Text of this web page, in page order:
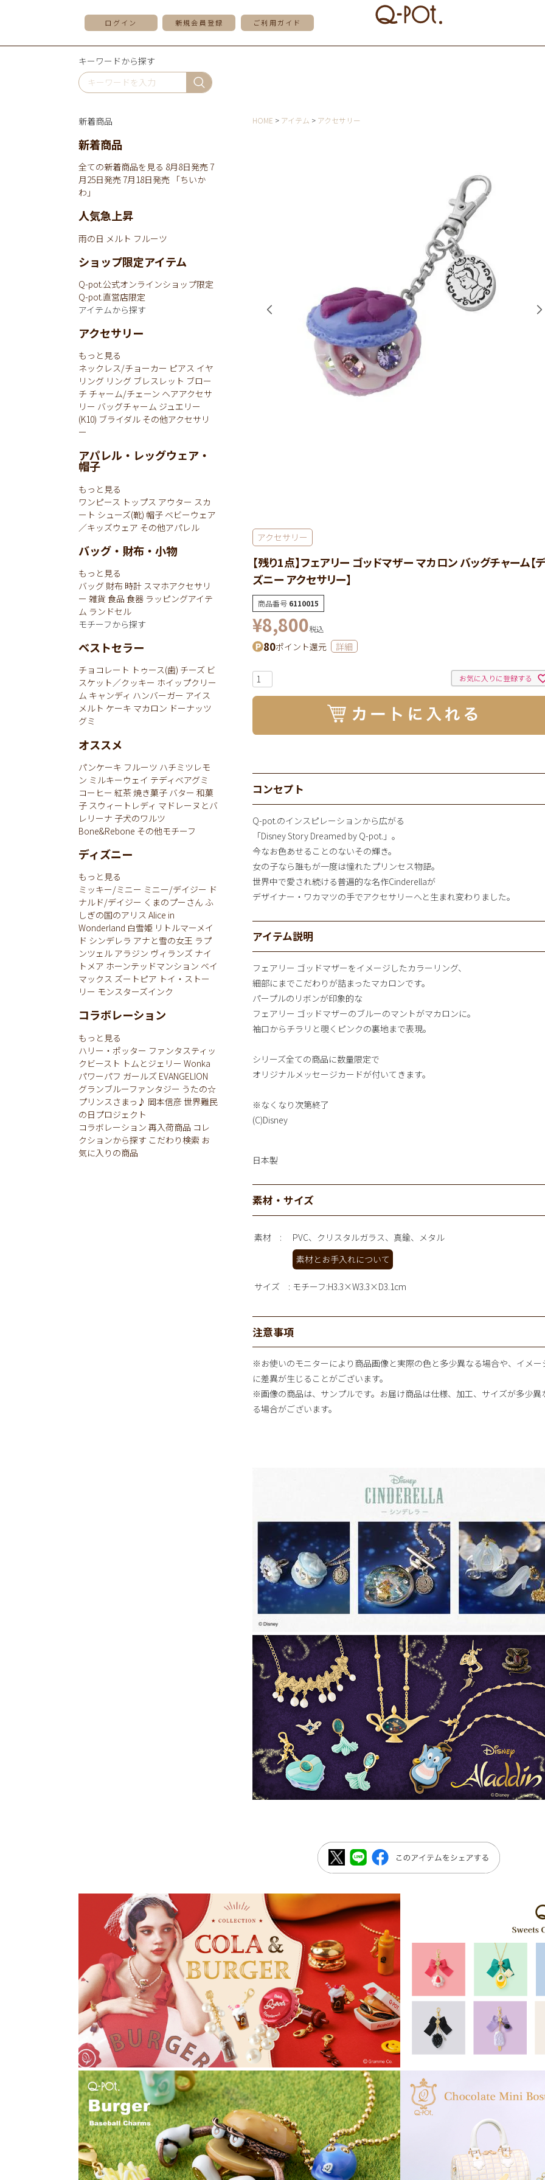
ログイン 新規会員登録 ご利用ガイド
キーワードから探す
HOME アイテム アクセサリー
アクセサリー
【残り1点】フェアリー ゴッドマザー マカロン バッグチャーム【
ズニー アクセサリー】
商品番号 6110015
¥8,800税込
80ポイント還元 詳細
お気に入りに登録する
コンセプト
Q-pot.のインスピレーションから広がる
「Disney Story Dreamed by Q-pot.」。
今なお色あせることのないその輝き。
女の子なら誰もが一度は憧れたプリンセス物語。
世界中で愛され続ける普遍的な名作Cinderellaが
デザイナー・ワカマツの手でアクセサリーへと生まれ変わりました。
アイテム説明
フェアリー ゴッドマザーをイメージしたカラーリング、
細部にまでこだわりが詰まったマカロンです。
パープルのリボンが印象的な
フェアリー ゴッドマザーのブルーのマントがマカロンに。
袖口からチラリと覗くピンクの裏地まで表現。
シリーズ全ての商品に数量限定で
オリジナルメッセージカードが付いてきます。
※なくなり次第終了
(C)Disney
日本製
素材・サイズ
素材
PVC、クリスタルガラス、真鍮、メタル
素材とお手入れについて
サイズ モチーフ:H3.3×W3.3×D3.1cm
注意事項
※お使いのモニターにより商品画像と実際の色と多少異なる場合や、イメー
に差異が生じることがございます。
※画像の商品は、サンプルです。お届け商品は仕様、加工、サイズが多少異
る場合がございます。
新着商品
新着商品
全ての新着商品を見る 8月8日発売7
月25日発売7月18日発売 「ちいか
わ」
人気急上昇
雨の日 メルト フルーツ
ショップ限定アイテム
Q-pot.公式オンラインショップ限定
Q-pot.直営店限定
アイテムから探す
アクセサリー
もっと見る
ネックレス/チョーカー ピアス イヤ
リング リング ブレスレット ブロー
チ チャーム/チェーン ヘアアクセサ
リー バッグチャーム ジュエリー
(K10) ブライダル その他アクセサリ
ー
アパレル・レッグウェア・
帽子
もっと見る
ワンピース トップス アウター スカ
ート シューズ(靴) 帽子 ベビーウェア
／キッズウェア その他アパレル
バッグ・財布・小物
もっと見る
バッグ 財布 時計 スマホアクセサリ
ー 雑貨 食品 食器 ラッピングアイテ
ム ランドセル
モチーフから探す
ベストセラー
チョコレート トゥース(歯) チーズ ビ
スケット／クッキー ホイップクリー
ム キャンディ ハンバーガー アイス
メルト ケーキ マカロン ドーナッツ
グミ
オススメ
パンケーキ フルーツ ハチミツレモ
ン ミルキーウェイ テディベアグミ
コーヒー 紅茶焼き菓子 バター 和菓
子 スウィートレディ マドレーヌとバ
レリーナ 子犬のワルツ
Bone&Rebone その他モチーフ
ディズニー
もっと見る
ミッキー/ミニー ミニー/デイジー ド
ナルド/デイジー くまのプーさん ふ
しぎの国のアリス Alice in
Wonderland 白雪姫 リトルマーメイ
ド シンデレラ アナと雪の女王 ラプ
ンツェル アラジン ヴィランズ ナイ
トメア ホーンテッドマンション ベイ
マックス ズートピア トイ・ストー
リー モンスターズインク
コラボレーション
もっと見る
ハリー・ポッター ファンタスティッ
クビースト トムとジェリー Wonka
パワーパフ ガールズ EVANGELION
グランブルーファンタジー うたの☆
プリンスさまっ♪ 岡本信彦世界難民
の日プロジェクト
コラボレーション 再入荷商品 コレ
クションから探す こだわり検索 お
気に入りの商品